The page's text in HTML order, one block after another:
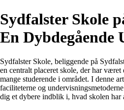
Sydfalster Skole
En Dybdegående
Sydfalster Skole, beliggende på
en centralt placeret skole, der har
mange studerende i området. I denne
faciliteterne og
dig et dybere indblik i, hvad skolen har